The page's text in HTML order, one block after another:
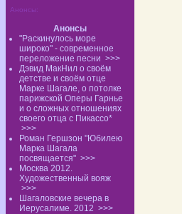
Анонсы:
Анонсы
"Раскинулось море
широко" - современное
переложение песни >>>
Дэвид МакНил о своём
детстве и своём отце
Марке Шагале, о потолке
парижской Оперы Гарнье
и о сложных отношениях
своего отца с Пикассо*
>>>
Роман Гершзон "Юбилею
Марка Шагала
посвящается" >>>
Москва 2012.
Художественный вояж
>>>
Шагаловские вечера в
Иерусалиме. 2012 >>>